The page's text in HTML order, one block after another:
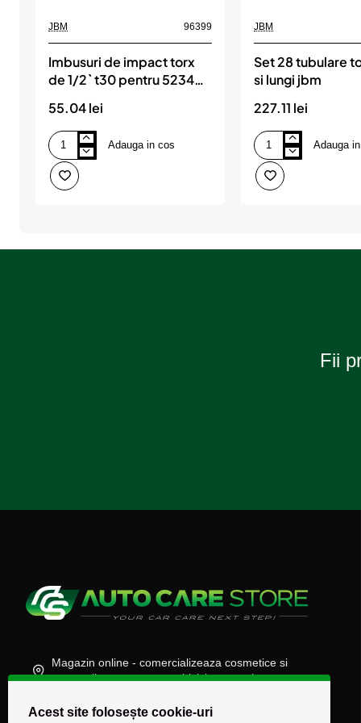
u
l
?
JBM 96399
Imbusuri de impact torx
de 1/2` t30 pentru 52340
55.04 lei
Imbusuri
de
impact
torx
52340
Adauga in cos
JBM
Set 28 tubulare
si lungi jbm
227.11 lei
Set
28
tubulare
torx
Adauga
Fii
Magazin online - comercializeaza cosmetice si
accesorii auto, moto, atv, biciclete, camioane
(+40) 745 848 890
Acest site folosește cookie-uri